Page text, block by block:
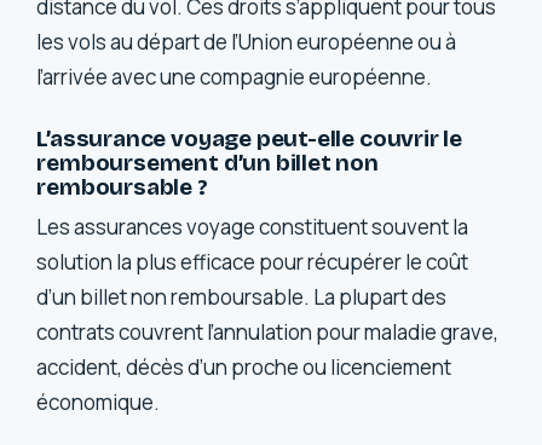
distance du vol. Ces droits s’appliquent pour tous
les vols au départ de l’Union européenne ou à
l’arrivée avec une compagnie européenne.
L’assurance voyage peut-elle couvrir le
remboursement d’un billet non
remboursable ?
Les assurances voyage constituent souvent la
solution la plus efficace pour récupérer le coût
d’un billet non remboursable. La plupart des
contrats couvrent l’annulation pour maladie grave,
accident, décès d’un proche ou licenciement
économique.